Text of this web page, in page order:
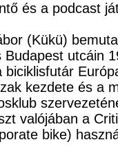
és a podcast
(Kükü)
utcáin
kezdete és a
valójában a
bike)